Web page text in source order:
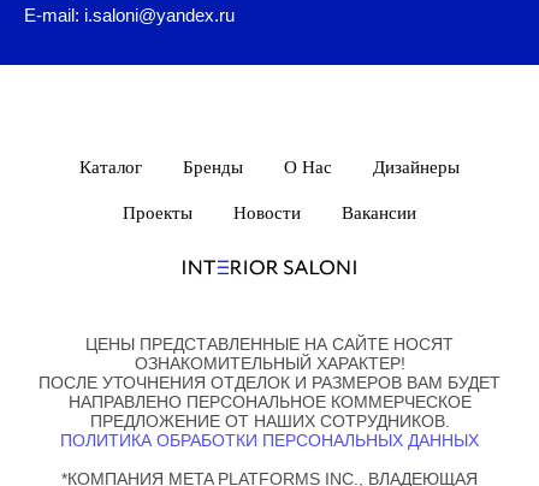
E-mail: i.saloni@yandex.ru
Каталог Бренды О Нас Дизайнеры
Проекты Новости Вакансии
ЦЕНЫ ПРЕДСТАВЛЕННЫЕ НА САЙТЕ НОСЯТ
ОЗНАКОМИТЕЛЬНЫЙ ХАРАКТЕР!
ПОСЛЕ УТОЧНЕНИЯ ОТДЕЛОК И РАЗМЕРОВ ВАМ БУДЕТ
НАПРАВЛЕНО ПЕРСОНАЛЬНОЕ КОММЕРЧЕСКОЕ
ПРЕДЛОЖЕНИЕ ОТ НАШИХ СОТРУДНИКОВ.
ПОЛИТИКА ОБРАБОТКИ ПЕРСОНАЛЬНЫХ ДАННЫХ
*КОМПАНИЯ META PLATFORMS INC., ВЛАДЕЮЩАЯ